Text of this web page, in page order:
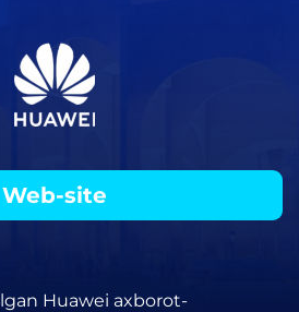
Web-site
Huawei axborot-